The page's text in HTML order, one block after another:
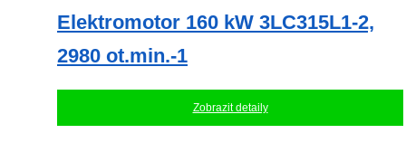
Elektromotor 160 kW 3LC315L1-2,
2980 ot.min.-1
Zobrazit detaily